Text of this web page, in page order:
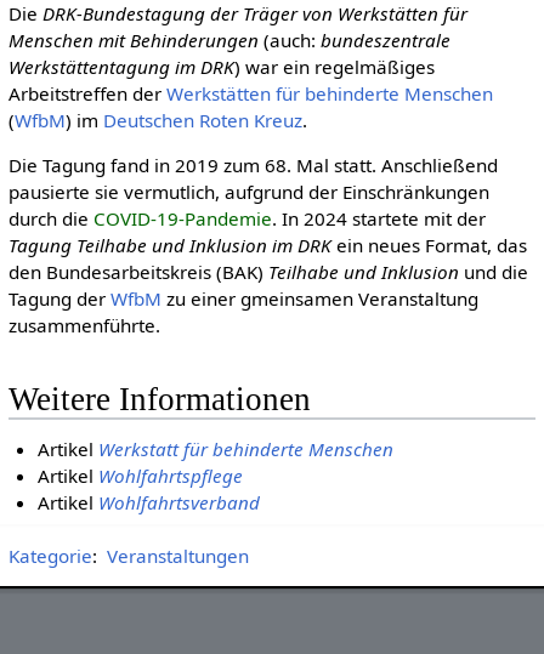
Die DRK-Bundestagung der Träger von Werkstätten für
Menschen mit Behinderungen (auch: bundeszentrale
Werkstättentagung im DRK) war ein regelmäßiges
Arbeitstreffen der Werkstätten für behinderte Menschen
(WfbM) im Deut­schen Roten Kreuz.
Die Tagung fand in 2019 zum 68. Mal statt. Anschließend
pausierte sie vermutlich, aufgrund der Einschränkungen
durch die COVID-19-Pandemie. In 2024 startete mit der
Tagung Teilhabe und Inklusion im DRKein neues Format, das
den Bundesarbeitskreis (BAK) Teilhabe und Inklusion und die
Tagung der WfbM zu einer gmeinsamen Veranstaltung
zusammenführte.
Weitere Informationen
Artikel Werkstatt für behinderte Menschen
Artikel Wohlfahrtspflege
Artikel Wohlfahrtsverband
Kategorie: Veranstaltungen